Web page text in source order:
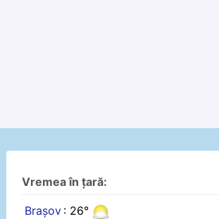
Vremea în țară:
Brașov : 26°